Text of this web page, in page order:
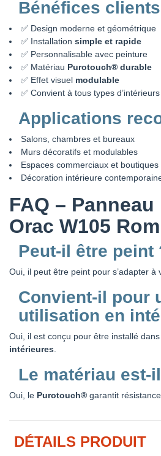
Bénéfices clients
✅ Design moderne et géométrique
✅ Installation simple et rapide
✅ Personnalisable avec peinture
✅ Matériau Purotouch® durable
✅ Effet visuel modulable
✅ Convient à tous types d’intérieurs
Applications
Salons, chambres et bureaux
Murs décoratifs et modulables
Espaces commerciaux et boutiques
Décoration intérieure
FAQ –
Orac W105
Peut-il être peint
Oui, il peut être peint pour s’adapter à
Convient-il pour
utilisation en
Oui, il est conçu pour être installé
intérieures
Le matériau est-
Oui, le Purotouch® garantit
DÉTAILS PRODUIT